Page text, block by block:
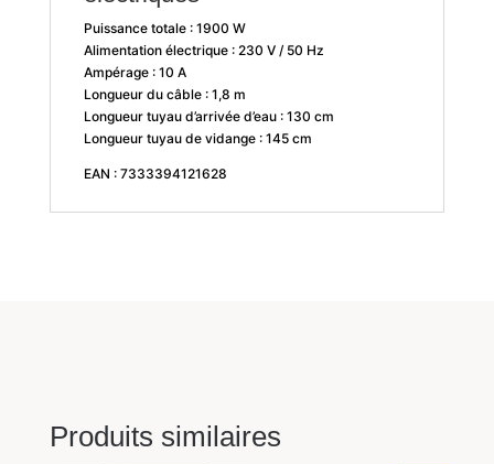
Puissance totale : 1900 W
Alimentation électrique : 230 V / 50 Hz
Ampérage : 10 A
Longueur du câble : 1,8 m
Longueur tuyau d’arrivée d’eau : 130 cm
Longueur tuyau de vidange : 145 cm
EAN : 7333394121628
Produits similaires